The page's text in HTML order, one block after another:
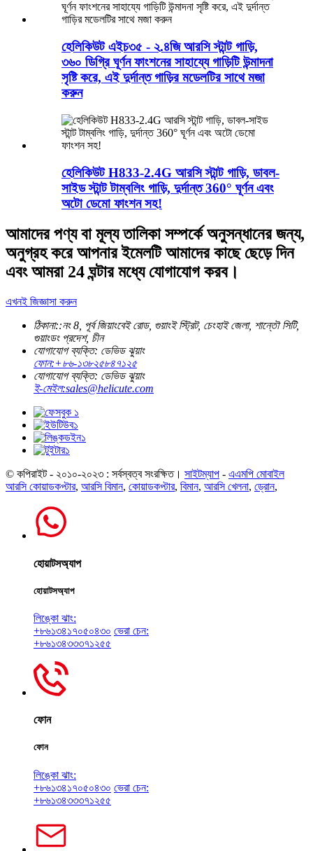
হেলিকিউট এইচ৩৫ - ২.৪জি আরসি স্টান্ট গাড়ি,
৩৬০ ডিগ্রি ঘূর্ণন ফাংশনের সাহায্যে গাড়িটি উন্মাদনা
সৃষ্টি করে, এই দুর্দান্ত গাড়ির মডেলটির সাথে মজা
করুন
হেলিকিউট H833-2.4G আরসি স্টান্ট গাড়ি, ডাবল-
সাইড স্টান্ট টাম্বলিং গাড়ি, দুর্দান্ত 360° ঘূর্ণন এবং
অটো ডেমো ফাংশন সহ!
আমাদের পণ্য বা মূল্য তালিকা সম্পর্কে অনুসন্ধানের জন্য,
অনুগ্রহ করে আপনার ইমেলটি আমাদের কাছে ছেড়ে দিন
এবং আমরা 24 ঘন্টার মধ্যে যোগাযোগ করব।
এখনই জিজ্ঞাসা করুন
ঠিকানা::নং 8, পূর্ব জিয়াংবেই রোড, গুয়াংই স্ট্রিট, চেংহাই জেলা, শান্তৌ সিটি,
গুয়াংডং প্রদেশ, চীন
যোগাযোগ ব্যক্তি: ডেভিড ঝুয়াং
ফোন:+৮৬-১৩৮২৫৮৪৭১২৫
যোগাযোগ ব্যক্তি: ডেভিড ঝুয়াং
ই-মেইল:sales@helicute.com
© কপিরাইট - ২০১০-২০২৩ : সর্বস্বত্ব সংরক্ষিত। সাইটম্যাপ - এএমপি মোবাইল
আরসি কোয়াডকপ্টার, আরসি বিমান, কোয়াডকপ্টার, বিমান, আরসি খেলনা, ড্রোন,
হোয়াটসঅ্যাপ
হোয়াটসঅ্যাপ
লিঙ্কো ঝাং:
+৮৬১৩৪১৭০৫০৪৩০ ভেরা চেন:
+৮৬১৩৪৩৩৩৭১২৫৫
ফোন
ফোন
লিঙ্কো ঝাং:
+৮৬১৩৪১৭০৫০৪৩০ ভেরা চেন:
+৮৬১৩৪৩৩৩৭১২৫৫